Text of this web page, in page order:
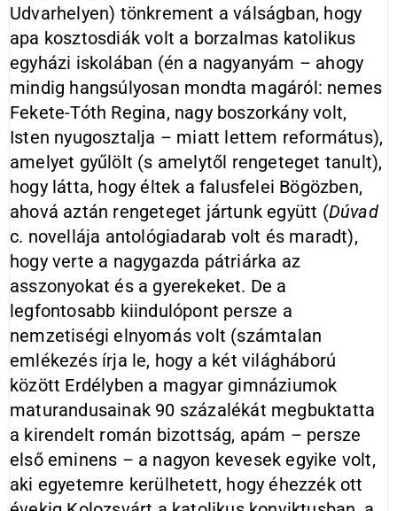
Udvarhelyen) tönkrement a válságban, hogy
apa kosztosdiák volt a borzalmas katolikus
egyházi iskolában (én a nagyanyám – ahogy
mindig hangsúlyosan mondta magáról: nemes
Fekete-Tóth Regina, nagy boszorkány volt,
Isten nyugosztalja – miatt lettem református),
amelyet gyűlölt (s amelytől rengeteget tanult),
hogy látta, hogy éltek a falusfelei Bögözben,
ahová aztán rengeteget jártunk együtt (Dúvad
c. novellája antológiadarab volt és maradt),
hogy verte a nagygazda pátriárka az
asszonyokat és a gyerekeket. De a
legfontosabb kiindulópont persze a
nemzetiségi elnyomás volt (számtalan
emlékezés írja le, hogy a két világháború
között Erdélyben a magyar gimnáziumok
maturandusainak 90 százalékát megbuktatta
a kirendelt román bizottság, apám – persze
első eminens – a nagyon kevesek egyike volt,
aki egyetemre kerülhetett, hogy éhezzék ott